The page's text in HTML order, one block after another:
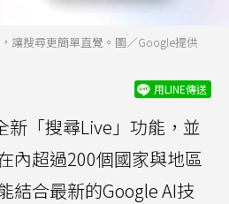
讓搜尋更簡單直覺。圖／Google提供
用LINE傳送
新「搜尋Live」功能，並
內超過200個國家與地區
結合最新的Google AI技